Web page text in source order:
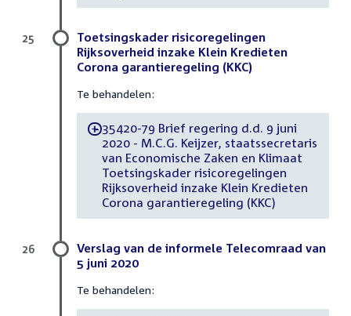
Toetsingskader risicoregelingen
Rijksoverheid inzake Klein Kredieten
Corona garantieregeling (KKC)
Te behandelen:
-35420-79 Brief regering d.d. 9 juni
2020 - M.C.G. Keijzer, staatssecretaris
van Economische Zaken en Klimaat
Toetsingskader risicoregelingen
Rijksoverheid inzake Klein Kredieten
Corona garantieregeling (KKC)
25
Verslag van de informele Telecomraad van
5 juni 2020
Te behandelen:
26